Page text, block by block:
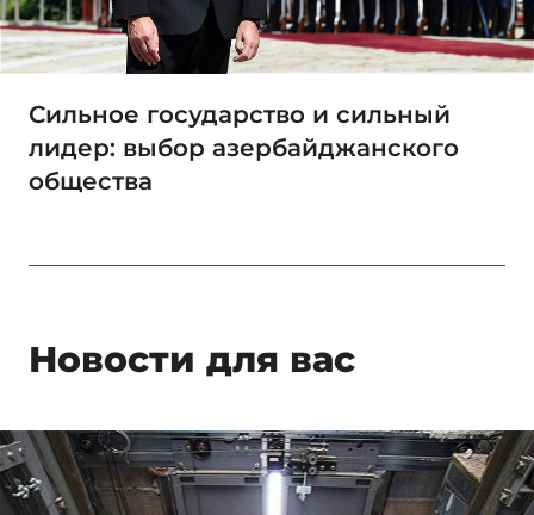
Сильное государство и сильный
лидер: выбор азербайджанского
общества
Новости для вас